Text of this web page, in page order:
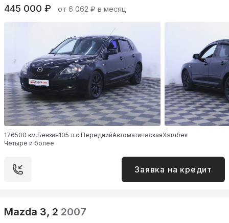
445 000 ₽ от 6 062 ₽ в месяц
176500 км.Бензин105 л.с.ПереднийАвтоматическаяХэтчбек
Четыре и более
Заявка на кредит
Mazda 3, 2 2007